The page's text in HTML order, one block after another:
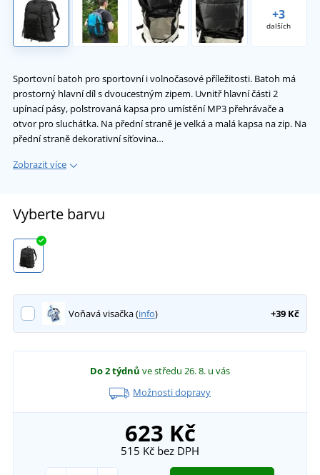
+3
dalších
Sportovní batoh pro sportovní i volnočasové příležitosti. Batoh má
prostorný hlavní díl s dvoucestným zipem. Uvnitř hlavní části 2
upínací pásy, polstrovaná kapsa pro umístění MP3 přehrávače a
otvor pro sluchátka. Na přední straně je velká a malá kapsa na zip. Na
přední straně dekorativní síťovina…
Zobrazit více
Vyberte barvu
Voňavá visačka (info) +39 Kč
Do 2 týdnů ve středu 26. 8. u vás
Možnosti dopravy
623 Kč
515 Kč bez DPH